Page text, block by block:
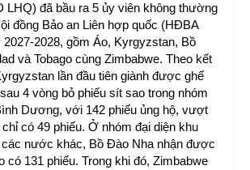
LHQ) đã bầu ra 5 ủy viên không thường
đồng Bảo an Liên hợp quốc (HĐBA
2028, gồm Áo, Kyrgyzstan, Bồ
và Tobago cùng Zimbabwe. Theo kết
lần đầu tiên giành được ghế
4 vòng bỏ phiếu sít sao trong nhóm
Dương, với 142 phiếu ủng hộ, vượt
có 49 phiếu. Ở nhóm đại diện khu
nước khác, Bồ Đào Nha nhận được
có 131 phiếu. Trong khi đó, Zimbabwe